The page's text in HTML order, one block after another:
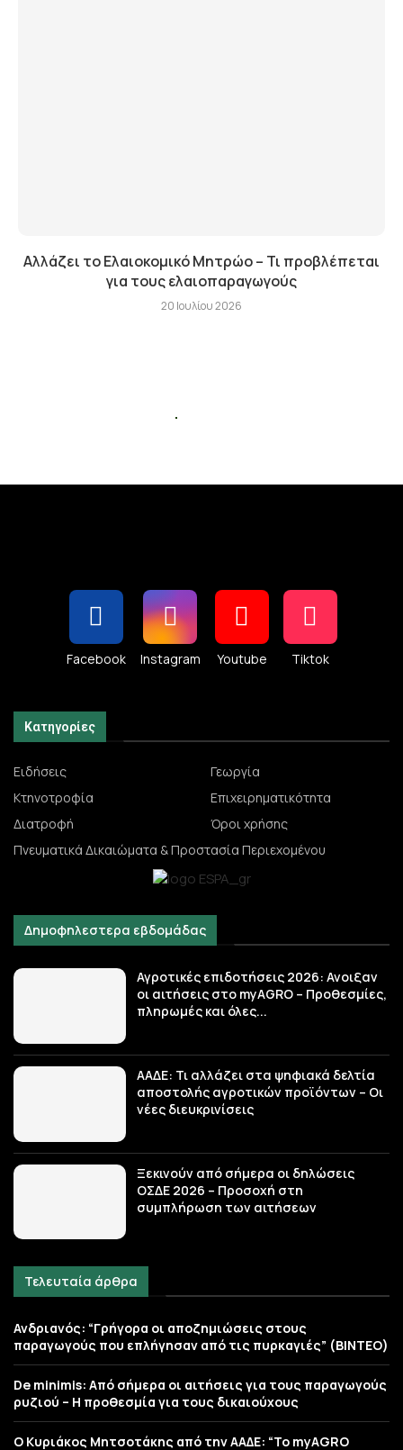
Αλλάζει το Ελαιοκομικό Μητρώο – Τι προβλέπεται
για τους ελαιοπαραγωγούς
20 Ιουλίου 2026
Facebook Instagram Youtube Tiktok
Κατηγορίες
Ειδήσεις
Γεωργία
Κτηνοτροφία
Επιχειρηματικότητα
Διατροφή
Όροι χρήσης
Πνευματικά Δικαιώματα & Προστασία Περιεχομένου
Δημοφηλεστερα εβδομάδας
Αγροτικές επιδοτήσεις 2026: Ανοιξαν
οι αιτήσεις στο myAGRO – Προθεσμίες,
πληρωμές και όλες...
ΑΑΔΕ: Τι αλλάζει στα ψηφιακά δελτία
αποστολής αγροτικών προϊόντων – Οι
νέες διευκρινίσεις
Ξεκινούν από σήμερα οι δηλώσεις
ΟΣΔΕ 2026 – Προσοχή στη
συμπλήρωση των αιτήσεων
Τελευταία άρθρα
Ανδριανός: “Γρήγορα οι αποζημιώσεις στους
παραγωγούς που επλήγησαν από τις πυρκαγιές” (BINTEO)
De minimis: Από σήμερα οι αιτήσεις για τους παραγωγούς
ρυζιού – Η προθεσμία για τους δικαιούχους
Ο Κυριάκος Μητσοτάκης από την ΑΑΔΕ: “Το myAGRO